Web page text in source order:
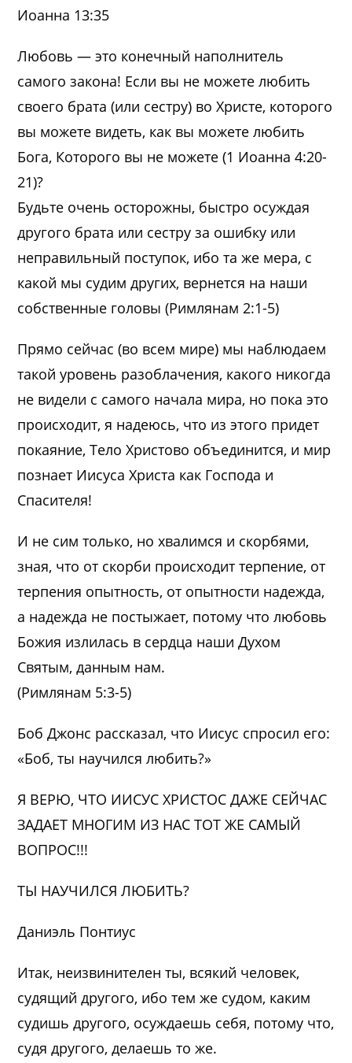
Иоанна 13:35
Любовь — это конечный наполнитель
самого закона! Если вы не можете любить
своего брата (или сестру) во Христе, которого
вы можете видеть, как вы можете любить
Бога, Которого вы не можете (1 Иоанна 4:20-
21)?
Будьте очень осторожны, быстро осуждая
другого брата или сестру за ошибку или
неправильный поступок, ибо та же мера, с
какой мы судим других, вернется на наши
собственные головы (Римлянам 2:1-5)
Прямо сейчас (во всем мире) мы наблюдаем
такой уровень разоблачения, какого никогда
не видели с самого начала мира, но пока это
происходит, я надеюсь, что из этого придет
покаяние, Тело Христово объединится, и мир
познает Иисуса Христа как Господа и
Спасителя!
И не сим только, но хвалимся и скорбями,
зная, что от скорби происходит терпение, от
терпения опытность, от опытности надежда,
а надежда не постыжает, потому что любовь
Божия излилась в сердца наши Духом
Святым, данным нам.
(Римлянам 5:3-5)
Боб Джонс рассказал, что Иисус спросил его:
«Боб, ты научился любить?»
Я ВЕРЮ, ЧТО ИИСУС ХРИСТОС ДАЖЕ СЕЙЧАС
ЗАДАЕТ МНОГИМ ИЗ НАС ТОТ ЖЕ САМЫЙ
ВОПРОС!!!
ТЫ НАУЧИЛСЯ ЛЮБИТЬ?
Даниэль Понтиус
Итак, неизвинителен ты, всякий человек,
судящий другого, ибо тем же судом, каким
судишь другого, осуждаешь себя, потому что,
судя другого, делаешь то же.